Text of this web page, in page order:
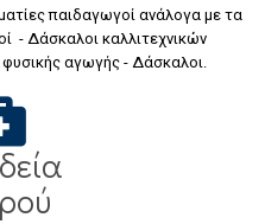
παιδαγωγοί ανάλογα με τα
- Δάσκαλοι καλλιτεχνικών
αγωγής - Δάσκαλοι.